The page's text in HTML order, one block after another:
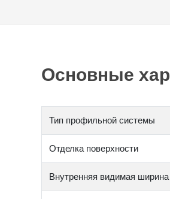
Основные
Тип профильной системы
Отделка поверхности
Внутренняя видимая ширина